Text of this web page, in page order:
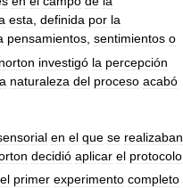
esta, definida por la
pensamientos, sentimientos o
investigó la percepción
naturaleza del proceso acabó
en el que se realizaban
decidió aplicar el protocolo
el primer experimento completo